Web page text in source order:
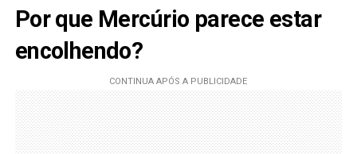
Por que Mercúrio parece estar
encolhendo?